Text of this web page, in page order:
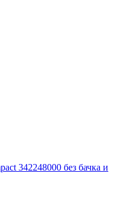
342248000 без бачка и